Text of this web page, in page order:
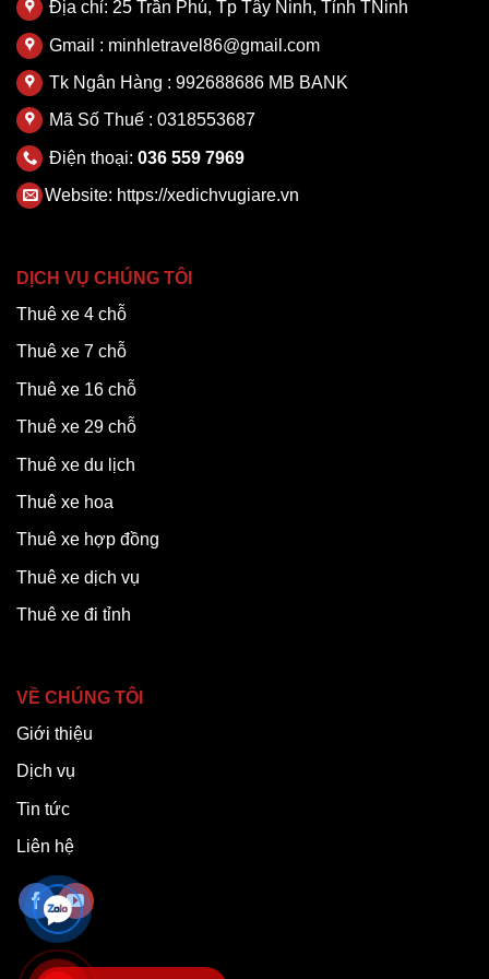
Địa chỉ: 25 Trần Phú, Tp Tây Ninh, Tỉnh TNinh
Gmail : minhletravel86@gmail.com
Tk Ngân Hàng : 992688686 MB BANK
Mã Số Thuế : 0318553687
Điện thoại: 036 559 7969
Website: https://xedichvugiare.vn
DỊCH VỤ CHÚNG TÔI
Thuê xe 4 chỗ
Thuê xe 7 chỗ
Thuê xe 16 chỗ
Thuê xe 29 chỗ
Thuê xe du lịch
Thuê xe hoa
Thuê xe hợp đồng
Thuê xe dịch vụ
Thuê xe đi tỉnh
VỀ CHÚNG TÔI
Giới thiệu
Dịch vụ
Tin tức
Liên hệ